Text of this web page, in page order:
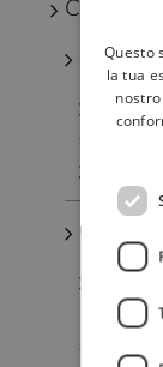
Camere
Camera
Questo
la tua